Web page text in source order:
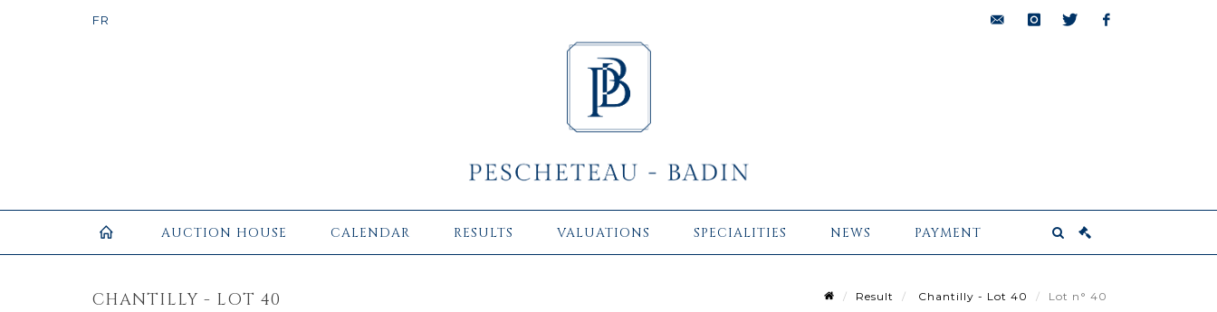
AUCTION HOUSE CALENDAR RESULTS VALUATIONS SPECIALITIES NEWS PAYMENT
CHANTILLY - LOT 40 Result Chantilly - Lot 40 Lot n° 40